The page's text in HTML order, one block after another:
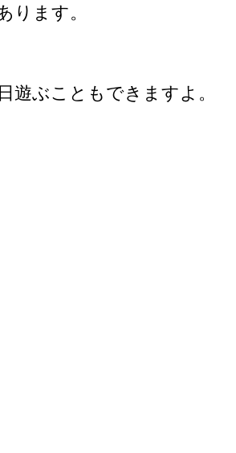
ります。
遊ぶこともできますよ。